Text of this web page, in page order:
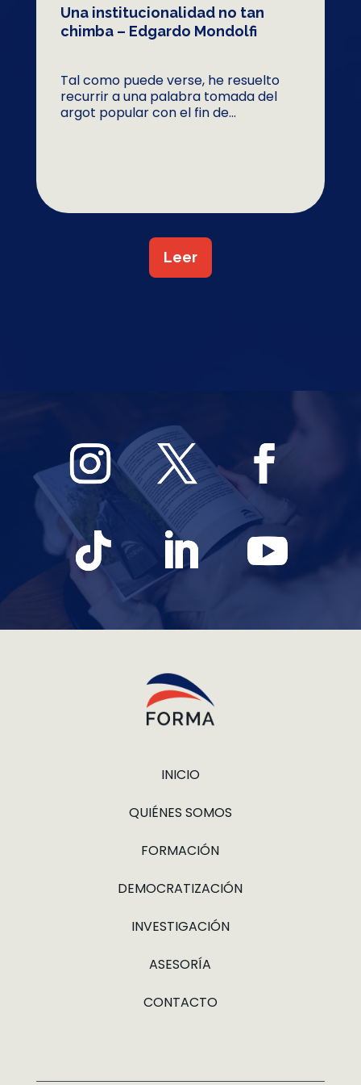
Una institucionalidad no tan
chimba – Edgardo Mondolfi
Tal como puede verse, he resuelto
recurrir a una palabra tomada del
argot popular con el fin de...
Leer
INICIO
QUIÉNES SOMOS
FORMACIÓN
DEMOCRATIZACIÓN
INVESTIGACIÓN
ASESORÍA
CONTACTO